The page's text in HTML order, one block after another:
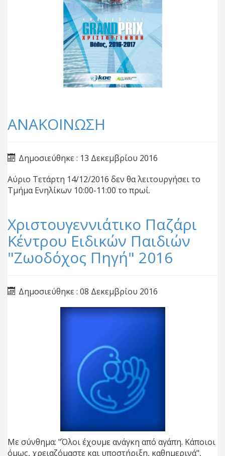
ΑΝΑΚΟΙΝΩΣΗ
Δημοσιεύθηκε : 13 Δεκεμβρίου 2016
Αύριο Τετάρτη 14/12/2016 δεν θα λειτουργήσει το
Τμήμα Ενηλίκων 10:00-11:00 το πρωί.
Χριστουγεννιάτικο Παζάρι
Κέντρου Ειδικών Παιδιών
"Ζωοδόχος Πηγή" 2016
Δημοσιεύθηκε : 08 Δεκεμβρίου 2016
Με σύνθημα: "Όλοι έχουμε ανάγκη από αγάπη. Κάποιοι
όμως, χρειαζόμαστε και υποστήριξη, καθημερινά",